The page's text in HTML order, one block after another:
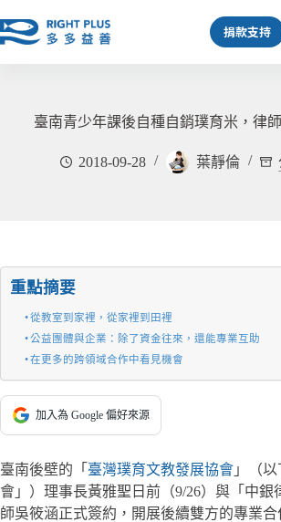
至
捐款支持
臺南青少年課後自種自銷璞育米，律
2018-09-28 葉靜倫
重點摘要
從教室到家裡，從家裡到田裡
公益團體與企業：除了資金往來，還能專業互助
在更多的跨領域合作中看見機會
加入為 Google 偏好來源
臺南後壁的「 臺灣璞育文教發展協會 」（
會」）理事長黃雅聖日前（9/26）與「中銀
師吳筱涵正式簽約，開展後續雙方的專業合